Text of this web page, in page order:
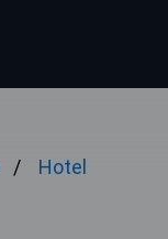
Hotel